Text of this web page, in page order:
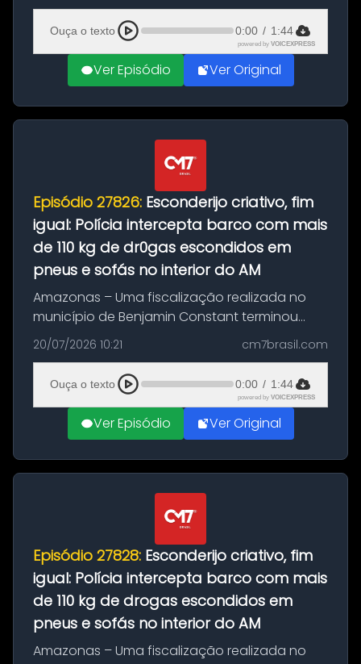
embarcação atracada no porto da cidade. O
materia...
Ouça o texto 0:00 / 1:44
powered by VOICEXPRESS
Ver Episódio Ver Original
Episódio 27826: Esconderijo criativo, fim
igual: Polícia intercepta barco com mais
de 110 kg de dr0gas escondidos em
pneus e sofás no interior do AM
Amazonas – Uma fiscalização realizada no
município de Benjamin Constant terminou
com a apreensão de aproximadamente 115
quilos de entorpecentes em uma
embarcação atracada no porto da cidade. O
materia...
20/07/2026 10:21 cm7brasil.com
Ouça o texto 0:00 / 1:44
powered by VOICEXPRESS
Ver Episódio Ver Original
Episódio 27828: Esconderijo criativo, fim
igual: Polícia intercepta barco com mais
de 110 kg de drogas escondidos em
pneus e sofás no interior do AM
Amazonas – Uma fiscalização realizada no